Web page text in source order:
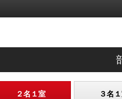
２名１室 ３名